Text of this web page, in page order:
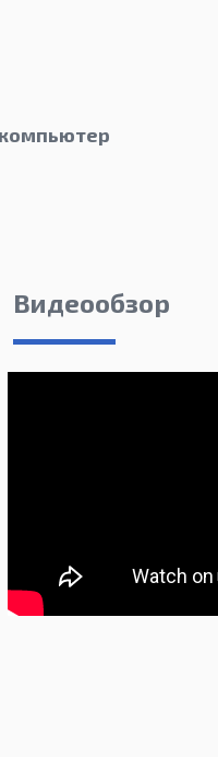
Видеообзор